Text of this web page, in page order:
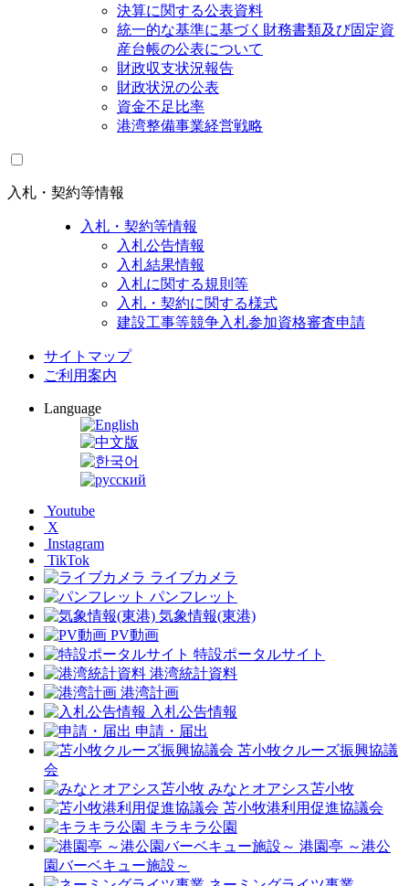
決算に関する公表資料
統一的な基準に基づく財務書類及び固定資
産台帳の公表について
財政収支状況報告
財政状況の公表
資金不足比率
港湾整備事業経営戦略
入札・契約等情報
入札・契約等情報
入札公告情報
入札結果情報
入札に関する規則等
入札・契約に関する様式
建設工事等競争入札参加資格審査申請
サイトマップ
ご利用案内
Language
Youtube
X
Instagram
TikTok
ライブカメラ
パンフレット
気象情報(東港)
PV動画
特設ポータルサイト
港湾統計資料
港湾計画
入札公告情報
申請・届出
苫小牧クルーズ振興協議
会
みなとオアシス苫小牧
苫小牧港利用促進協議会
キラキラ公園
港園亭 ～港公
園バーベキュー施設～